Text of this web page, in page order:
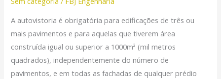
A autovistoria é obrigatória para edificações de três ou
mais pavimentos e para aquelas que tiverem área
construída igual ou superior a 1000m² (mil metros
quadrados), independentemente do número de
pavimentos, e em todas as fachadas de qualquer prédio